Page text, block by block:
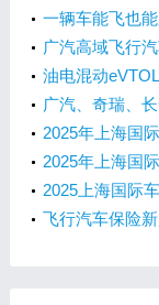
场景
一辆车能飞也
营”搬来合肥
广汽高域飞行
的“新星”
油电混动
时代！
广汽、奇瑞、
如何抢滩飞行
2025年上海国
2025年上海国
2025上海国际
相
飞行汽车保险